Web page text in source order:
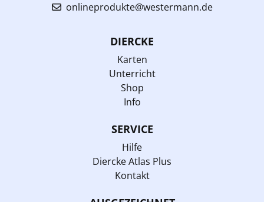
onlineprodukte@westermann.de
DIERCKE
Karten
Unterricht
Shop
Info
SERVICE
Hilfe
Diercke Atlas Plus
Kontakt